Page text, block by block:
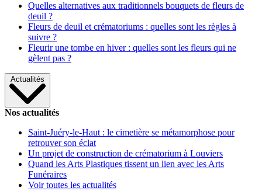
Quelles alternatives aux traditionnels bouquets de fleurs de
deuil ?
Fleurs de deuil et crématoriums : quelles sont les règles à
suivre ?
Fleurir une tombe en hiver : quelles sont les fleurs qui ne
gèlent pas ?
Actualités
Nos actualités
Saint-Juéry-le-Haut : le cimetière se métamorphose pour
retrouver son éclat
Un projet de construction de crématorium à Louviers
Quand les Arts Plastiques tissent un lien avec les Arts
Funéraires
Voir toutes les actualités